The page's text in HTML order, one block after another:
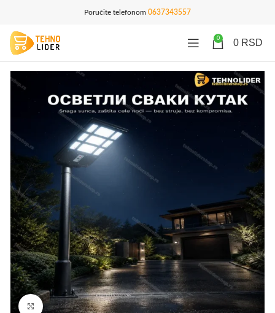
Poručite telefonom 0637343557
0 0 RSD
Click to enlarge